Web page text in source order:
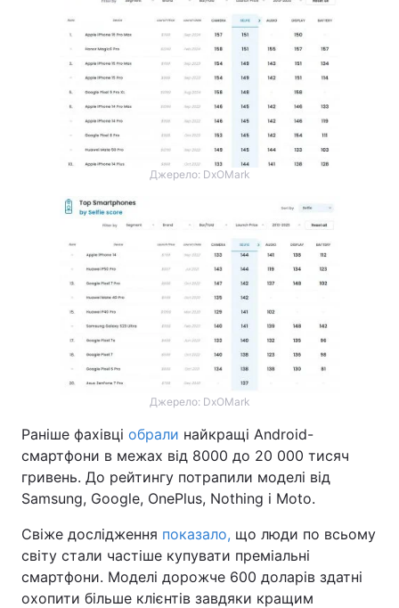
Джерело: DxOMark
Джерело: DxOMark
Раніше фахівці обрали найкращі Android-
смартфони в межах від 8000 до 20 000 тисяч
гривень. До рейтингу потрапили моделі від
Samsung, Google, OnePlus, Nothing і Moto.
Свіже дослідження показало, що люди по всьому
світу стали частіше купувати преміальні
смартфони. Моделі дорожче 600 доларів здатні
охопити більше клієнтів завдяки кращим